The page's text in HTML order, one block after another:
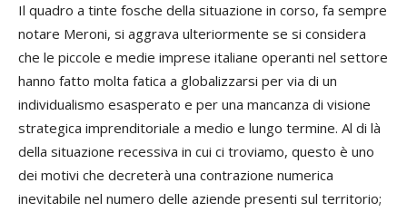
Il quadro a tinte fosche della situazione in corso, fa sempre
notare Meroni, si aggrava ulteriormente se si considera
che le piccole e medie imprese italiane operanti nel settore
hanno fatto molta fatica a globalizzarsi per via di un
individualismo esasperato e per una mancanza di visione
strategica imprenditoriale a medio e lungo termine. Al di là
della situazione recessiva in cui ci troviamo, questo è uno
dei motivi che decreterà una contrazione numerica
inevitabile nel numero delle aziende presenti sul territorio;